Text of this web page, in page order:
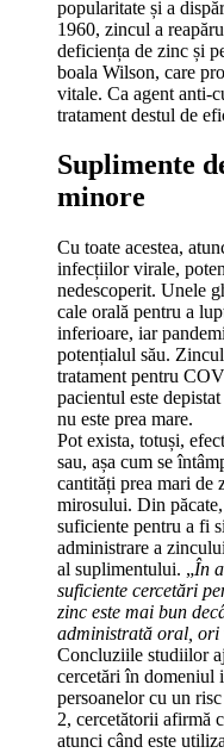
popularitate și a
1960, zincul a
deficiența de zinc și
boala Wilson, care
vitale. Ca agent anti-
tratament destul de
Suplimente
minore
Cu toate acestea,
infecțiilor virale,
nedescoperit. Unele
cale orală pentru a
inferioare, iar
potențialul său.
tratament pentru
pacientul este
nu este prea mare.
Pot exista, totuși,
sau, așa cum se
cantități prea mari de
mirosului. Din
suficiente pentru a fi
administrare a
al suplimentului. „În
suficiente cercetări
zinc este mai bun
administrată oral, ori
Concluziile studiilor
cercetări în domeniul
persoanelor cu un
2, cercetătorii afirmă
atunci când este